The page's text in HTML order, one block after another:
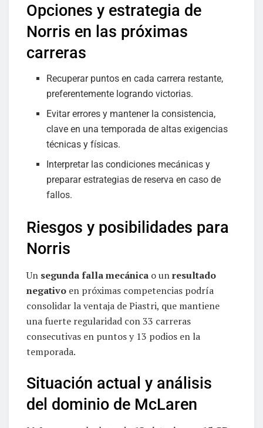
Opciones y estrategia de
Norris en las próximas
carreras
Recuperar puntos en cada carrera restante,
preferentemente logrando victorias.
Evitar errores y mantener la consistencia,
clave en una temporada de altas exigencias
técnicas y físicas.
Interpretar las condiciones mecánicas y
preparar estrategias de reserva en caso de
fallos.
Riesgos y posibilidades para
Norris
Un segunda falla mecánica o unresultado
negativo en próximas competencias podría
consolidar la ventaja de Piastri, que mantiene
una fuerte regularidad con 33 carreras
consecutivas en puntos y 13 podios en la
temporada.
Situación actual y análisis
del dominio de McLaren